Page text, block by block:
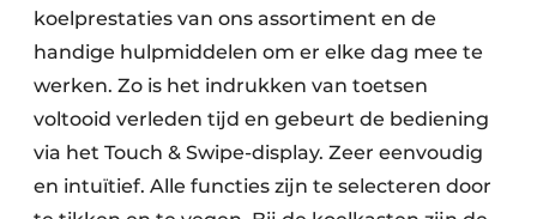
koelprestaties van ons assortiment en de
handige hulpmiddelen om er elke dag mee te
werken. Zo is het indrukken van toetsen
voltooid verleden tijd en gebeurt de bediening
via het Touch & Swipe-display. Zeer eenvoudig
en intuïtief. Alle functies zijn te selecteren door